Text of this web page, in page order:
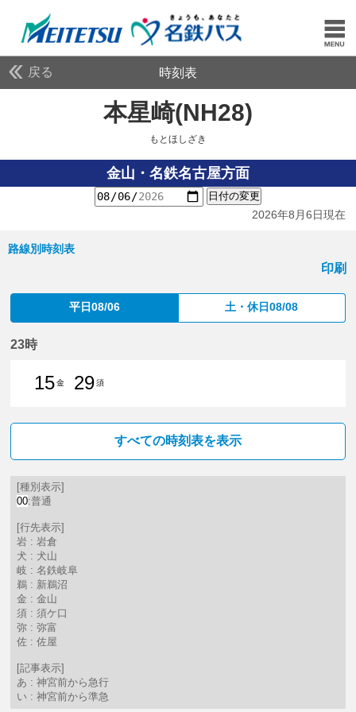
戻る 時刻表
本星崎(NH28)
もとほしざき
金山・名鉄名古屋方面
日付の変更
2026年8月6日現在
路線別時刻表
印刷
平日08/06 土・休日08/08
23時
15金
29須
すべての時刻表を表示
[種別表示]
00:普通
[行先表示]
岩 : 岩倉
犬 : 犬山
岐 : 名鉄岐阜
鵜 : 新鵜沼
金 : 金山
須 : 須ケ口
弥 : 弥富
佐 : 佐屋
[記事表示]
あ : 神宮前から急行
い : 神宮前から準急